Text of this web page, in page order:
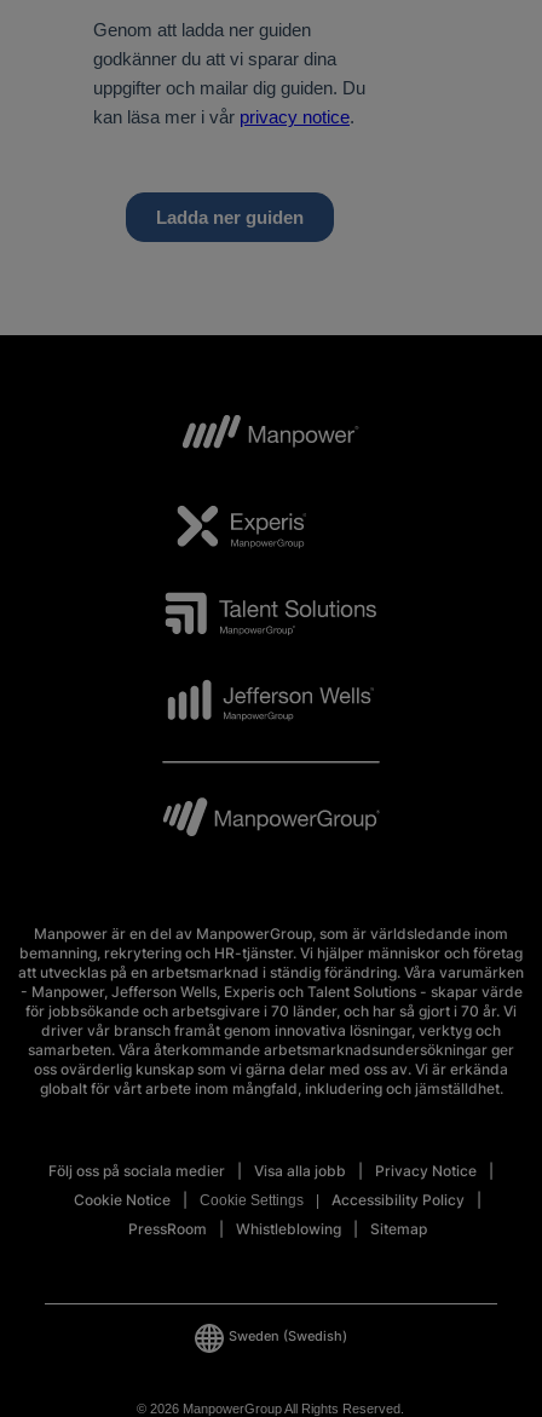
Manpower är en del av ManpowerGroup, som är världsledande inom
bemanning, rekrytering och HR-tjänster. Vi hjälper människor och företag
att utvecklas på en arbetsmarknad i ständig förändring. Våra varumärken
- Manpower, Jefferson Wells, Experis och Talent Solutions - skapar värde
för jobbsökande och arbetsgivare i 70 länder, och har så gjort i 70 år. Vi
driver vår bransch framåt genom innovativa lösningar, verktyg och
samarbeten. Våra återkommande arbetsmarknadsundersökningar ger
oss ovärderlig kunskap som vi gärna delar med oss av. Vi är erkända
globalt för vårt arbete inom mångfald, inkludering och jämställdhet.
Följ oss på sociala medier Visa alla jobb
Privacy Notice
Cookie Notice
Cookie Settings
Accessibility Policy
PressRoom
Whistleblowing Sitemap
© 2026 ManpowerGroup All Rights Reserved.
Sweden (Swedish)